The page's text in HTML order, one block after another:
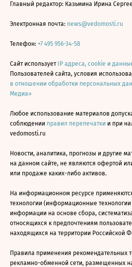
Главный редактор: Казьмина Ирина
Электронная почта: news@vedomosti.ru
Телефон: +7 495 956-34-58
Сайт использует IP адреса, cookie и
Пользователей сайта, условия
в отношении обработки персональных
Медиа»
Любое использование материалов
соблюдении правил перепечатки и при
vedomosti.ru
Новости, аналитика, прогнозы и другие
на данном сайте, не являются офертой
или продаже каких-либо активов.
На информационном ресурсе
технологии (информационные
информации на основе сбора,
относящихся к предпочтениям
находящихся на территории Российской
Правила применения рекомендательных
рекламно-обменной сети, размещенных